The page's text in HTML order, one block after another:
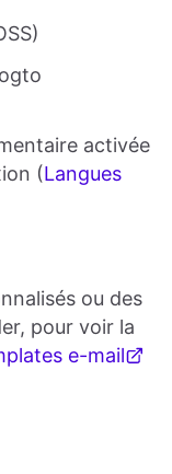
activée
(Langues
ou des
pour voir la
e-mail